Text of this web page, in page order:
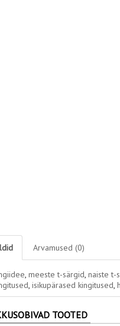
Arvamused (0)
, meeste t-särgid, naiste t-
, isikupärased kingitused,
TOOTED